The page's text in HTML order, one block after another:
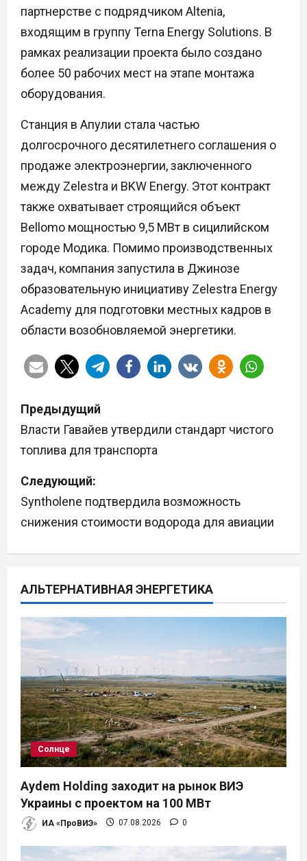
партнерстве с подрядчиком Altenia,
входящим в группу Terna Energy Solutions. В
рамках реализации проекта было создано
более 50 рабочих мест на этапе монтажа
оборудования.
Станция в Апулии стала частью
долгосрочного десятилетнего соглашения о
продаже электроэнергии, заключенного
между Zelestra и BKW Energy. Этот контракт
также охватывает строящийся объект
Bellomo мощностью 9,5 МВт в сицилийском
городе Модика. Помимо производственных
задач, компания запустила в Джинозе
образовательную инициативу Zelestra Energy
Academy для подготовки местных кадров в
области возобновляемой энергетики.
Н
а
в
и
г
и
я
о
з
а
п
и
с
Предыдущий
Власти Гавайев утвердили стандарт чистого
топлива для транспорта
Следующий:
Syntholene подтвердила возможность
снижения стоимости водорода для авиации
АЛЬТЕРНАТИВНАЯ ЭНЕРГЕТИКА
Солнце
Aydem Holding заходит на рынок ВИЭ
Украины с проектом на 100 МВт
ИА «ПроВИЭ» 07.08.2026 0